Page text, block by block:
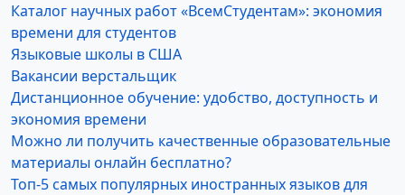
Каталог научных работ «ВсемСтудентам»: экономия
времени для студентов
Языковые школы в США
Вакансии верстальщик
Дистанционное обучение: удобство, доступность и
экономия времени
Можно ли получить качественные образовательные
материалы онлайн бесплатно?
Топ-5 самых популярных иностранных языков для